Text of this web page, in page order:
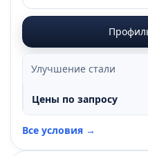
Улучшение стали
Цены по запросу
Все условия →